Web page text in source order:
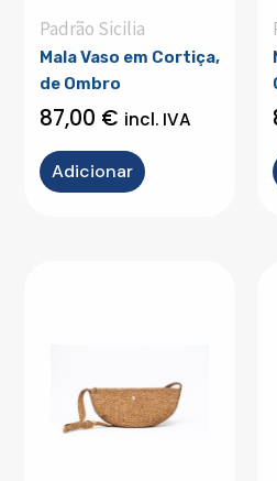
Padrão Sicilia
Mala Vaso em Cortiça,
de Ombro
87,00 € incl. IVA
Adicionar